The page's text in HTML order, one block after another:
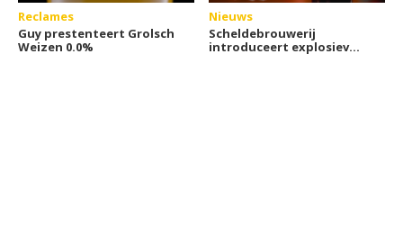
Reclames
Guy prestenteert Grolsch
Weizen 0.0%
Nieuws
Scheldebrouwerij
introduceert explosieve